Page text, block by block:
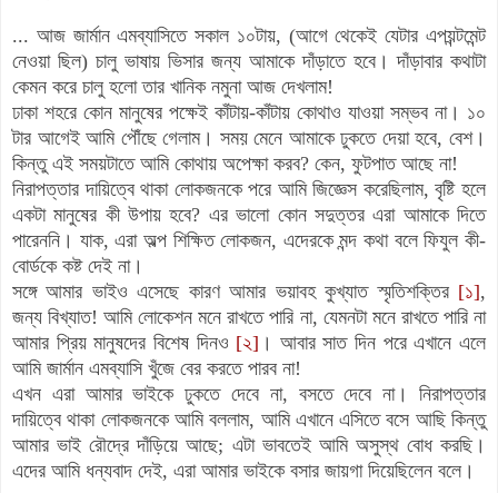
... আজ জার্মান এমব্যাসিতে সকাল ১০টায়, (আগে থেকেই যেটার এপয়ন্টমেন্ট
নেওয়া ছিল) চালু ভাষায় ভিসার জন্য আমাকে দাঁড়াতে হবে। দাঁড়াবার কথাটা
কেমন করে চালু হলো তার খানিক নমুনা আজ দেখলাম!
ঢাকা শহরে কোন মানুষের পক্ষেই কাঁটায়-কাঁটায় কোথাও যাওয়া সম্ভব না। ১০
টার আগেই আমি পৌঁছে গেলাম। সময় মেনে আমাকে ঢুকতে দেয়া হবে, বেশ।
কিন্তু এই সময়টাতে আমি কোথায় অপেক্ষা করব? কেন, ফুটপাত আছে না!
নিরাপত্তার দায়িত্বে থাকা লোকজনকে পরে আমি জিজ্ঞেস করেছিলাম, বৃষ্টি হলে
একটা মানুষের কী উপায় হবে? এর ভালো কোন সদুত্তর এরা আমাকে দিতে
পারেননি। যাক, এরা অল্প শিক্ষিত লোকজন, এদেরকে মন্দ কথা বলে ফিযুল কী-
বোর্ডকে কষ্ট দেই না।
সঙ্গে আমার ভাইও এসেছে কারণ আমার ভয়াবহ কুখ্যাত স্মৃতিশক্তির [১],
জন্য বিখ্যাত! আমি লোকেশন মনে রাখতে পারি না, যেমনটা মনে রাখতে পারি না
আমার প্রিয় মানুষদের বিশেষ দিনও [২] । আবার সাত দিন পরে এখানে এলে
আমি জার্মান এমব্যাসি খুঁজে বের করতে পারব না!
এখন এরা আমার ভাইকে ঢুকতে দেবে না, বসতে দেবে না। নিরাপত্তার
দায়িত্বে থাকা লোকজনকে আমি বললাম, আমি এখানে এসিতে বসে আছি কিন্তু
আমার ভাই রৌদ্রে দাঁড়িয়ে আছে; এটা ভাবতেই আমি অসুস্থ বোধ করছি।
এদের আমি ধন্যবাদ দেই, এরা আমার ভাইকে বসার জায়গা দিয়েছিলেন বলে।